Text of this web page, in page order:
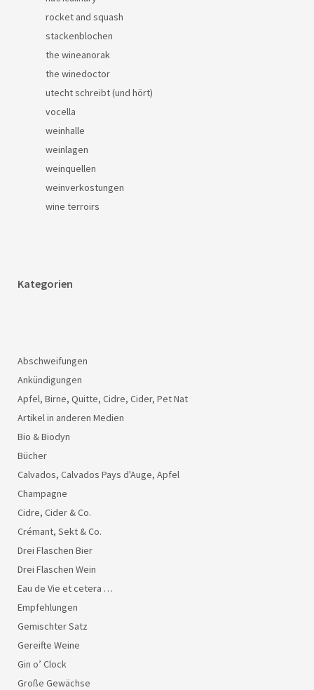
rocket and squash
stackenblochen
the wineanorak
the winedoctor
utecht schreibt (und hört)
vocella
weinhalle
weinlagen
weinquellen
weinverkostungen
wine terroirs
Kategorien
Abschweifungen
Ankündigungen
Apfel, Birne, Quitte, Cidre, Cider, Pet Nat
Artikel in anderen Medien
Bio & Biodyn
Bücher
Calvados, Calvados Pays d'Auge, Apfel
Champagne
Cidre, Cider & Co.
Crémant, Sekt & Co.
Drei Flaschen Bier
Drei Flaschen Wein
Eau de Vie et cetera …
Empfehlungen
Gemischter Satz
Gereifte Weine
Gin o’ Clock
Große Gewächse